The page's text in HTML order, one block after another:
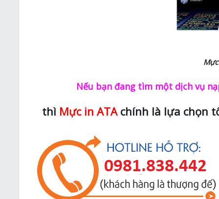
Nếu bạn đang tìm một dịch vụ
thì Mực in ATAchính là lựa chọn